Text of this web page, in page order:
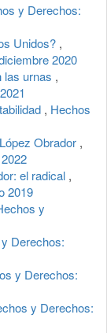
y Derechos:
Unidos? ,
2020
las urnas ,
, Hechos
Obrador ,
el radical ,
2019
y
Derechos:
y Derechos:
y Derechos: